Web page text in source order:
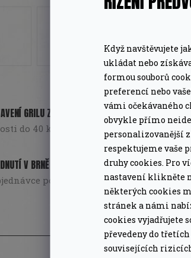
Když navštěvujete
ukládat nebo
formou souborů
preferencí nebo
vámi očekávaného
obvykle přímo
personalizovanější
respektujeme vaše
druhy cookies. Pro
nastavení klikněte
některých cookies
stránek a námi
cookies vyjadřujete
převedeny do
souvisejících
GRILU ZDARMA
do 40 km od Brna. Pouze pro grily nad
V BRNĚ
poukázka na další nákup jako